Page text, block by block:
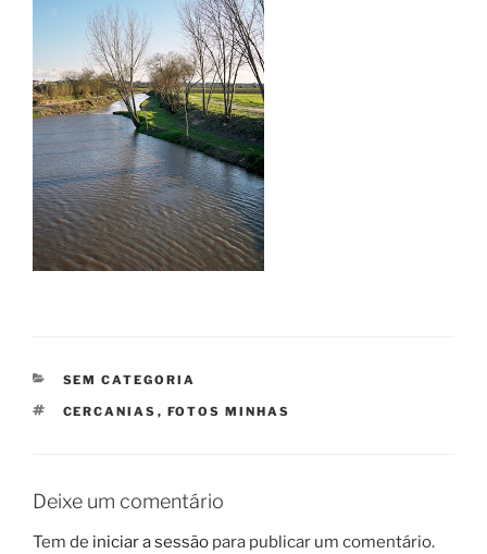
CATEGORIAS
SEM CATEGORIA
ETIQUETAS
CERCANIAS , FOTOS MINHAS
Deixe um comentário
Tem de iniciar a sessão para publicar um comentário.